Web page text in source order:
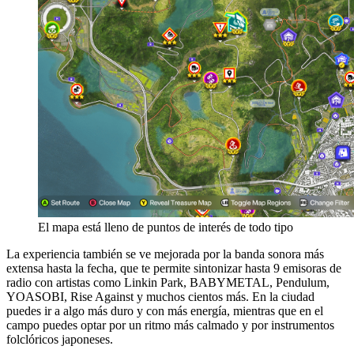
El mapa está lleno de puntos de interés de todo tipo
La experiencia también se ve mejorada por la banda sonora más
extensa hasta la fecha, que te permite sintonizar hasta 9 emisoras de
radio con artistas como Linkin Park, BABYMETAL, Pendulum,
YOASOBI, Rise Against y muchos cientos más. En la ciudad
puedes ir a algo más duro y con más energía, mientras que en el
campo puedes optar por un ritmo más calmado y por instrumentos
folclóricos japoneses.